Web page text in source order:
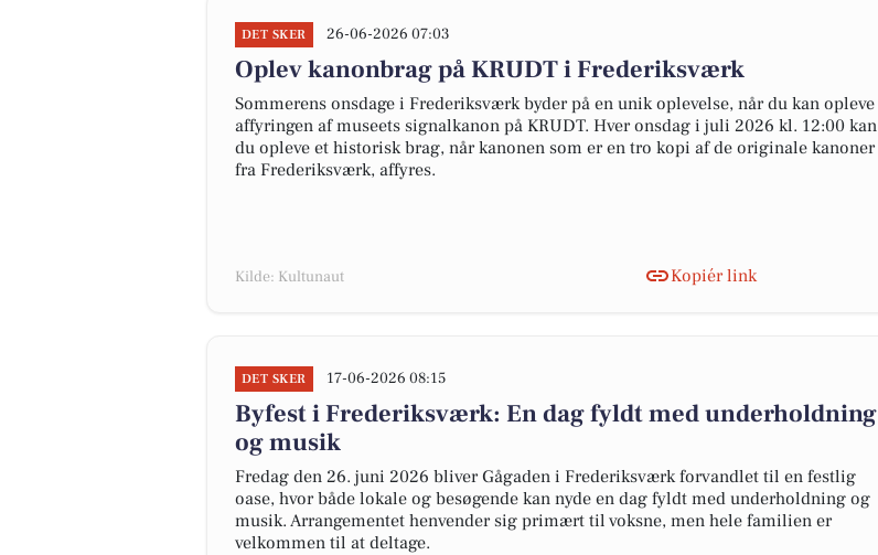
DET SKER 26-06-2026 07:03
Oplev kanonbrag på KRUDT i Frederiksværk
Sommerens onsdage i Frederiksværk byder på en unik oplevelse, når du kan opleve
affyringen af museets signalkanon på KRUDT. Hver onsdag i juli 2026 kl. 12:00 kan
du opleve et historisk brag, når kanonen som er en tro kopi af de originale kanoner
fra Frederiksværk, affyres.
Kilde: Kultunaut Kopiér link
DET SKER 17-06-2026 08:15
Byfest i Frederiksværk: En dag fyldt med underholdning
og musik
Fredag den 26. juni 2026 bliver Gågaden i Frederiksværk forvandlet til en festlig
oase, hvor både lokale og besøgende kan nyde en dag fyldt med underholdning og
musik. Arrangementet henvender sig primært til voksne, men hele familien er
velkommen til at deltage.